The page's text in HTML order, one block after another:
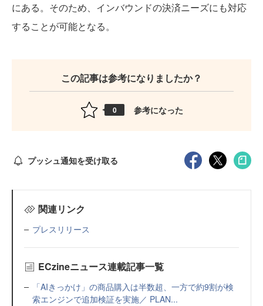
にある。そのため、インバウンドの決済ニーズにも対応
することが可能となる。
この記事は参考になりましたか？
0 参考になった
プッシュ通知を受け取る
関連リンク
プレスリリース
ECzineニュース連載記事一覧
「AIきっかけ」の商品購入は半数超、一方で約9割が検
索エンジンで追加検証を実施／ PLAN...